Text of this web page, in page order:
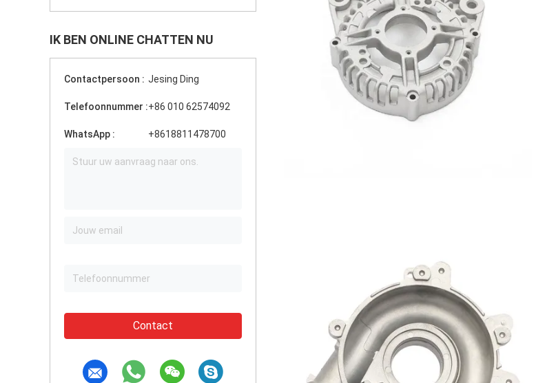
IK BEN ONLINE CHATTEN NU
Contactpersoon : Jesing Ding
Telefoonnummer :+86 010 62574092
WhatsApp : +8618811478700
Contact